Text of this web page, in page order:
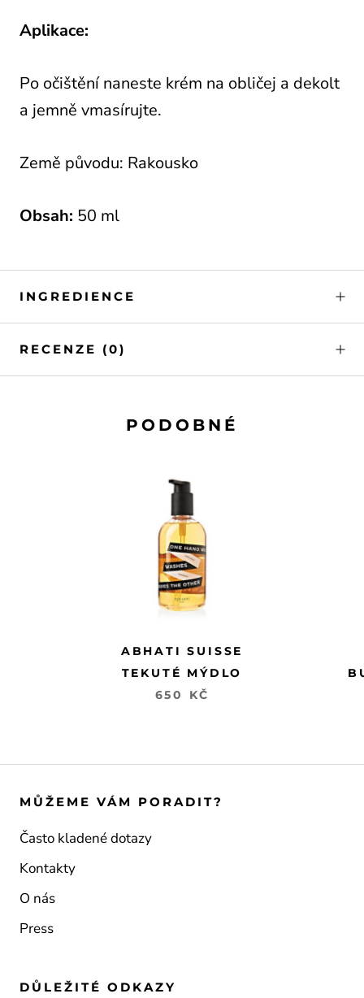
Aplikace:
Po očištění naneste krém na obličej a dekolt
a jemně vmasírujte.
Země původu: Rakousko
Obsah: 50 ml
INGREDIENCE
RECENZE (0)
PODOBNÉ
ABHATI SUISSE
TEKUTÉ MÝDLO
650 KČ
MŮŽEME VÁM PORADIT?
Často kladené dotazy
Kontakty
O nás
Press
DŮLEŽITÉ ODKAZY